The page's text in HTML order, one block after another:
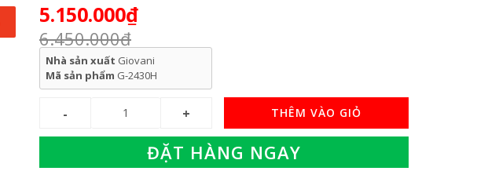
5.150.000₫
6.450.000₫
Nhà sản xuất Giovani
Mã sản phẩm G-2430H
THÊM VÀO GIỎ
ĐẶT HÀNG NGAY